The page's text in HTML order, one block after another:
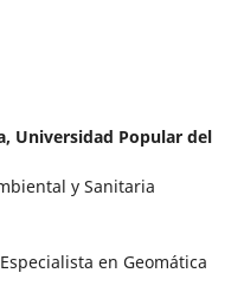
Universidad Popular del
y Sanitaria
en Geomática